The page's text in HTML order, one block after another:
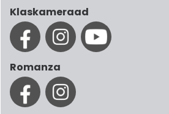
Klaskameraad
Romanza